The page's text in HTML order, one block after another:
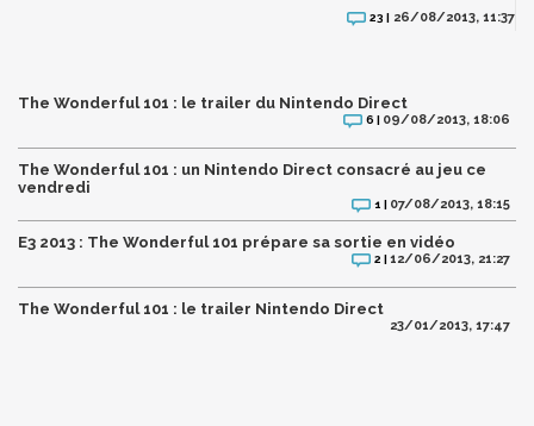
23 | 26/08/2013, 11:37
The Wonderful 101 : le trailer du Nintendo Direct
6 | 09/08/2013, 18:06
The Wonderful 101 : un Nintendo Direct consacré au jeu ce
vendredi
1 | 07/08/2013, 18:15
E3 2013 : The Wonderful 101 prépare sa sortie en vidéo
2 |12/06/2013, 21:27
The Wonderful 101 : le trailer Nintendo Direct
23/01/2013, 17:47